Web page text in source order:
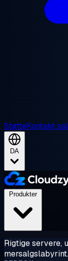
StøtteKontakt
DA
Produkter
Rigtige servere,
mersalgslabyrint.